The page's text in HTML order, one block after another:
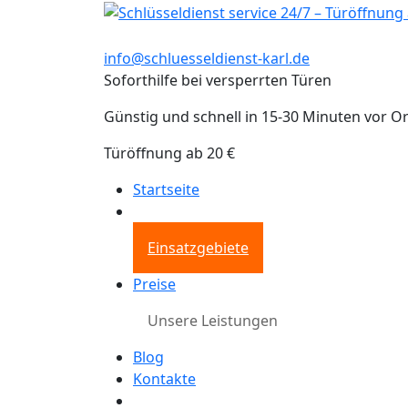
info@schluesseldienst-karl.de
Soforthilfe bei versperrten Türen
Günstig und schnell in 15-30 Minuten vor
Türöffnung ab 20 €
Startseite
Einsatzgebiete
Preise
Unsere Leistungen
Blog
Kontakte